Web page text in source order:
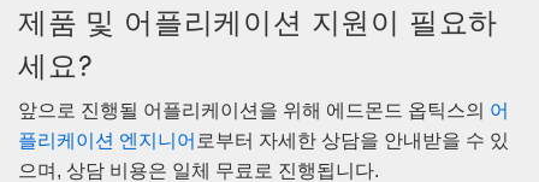
제품 및 어플리케이션 지원이 필요하
세요?
앞으로 진행될 어플리케이션을 위해 에드몬드 옵틱스의 어
플리케이션 엔지니어 로부터 자세한 상담을 안내받을 수 있
으며, 상담 비용은 일체 무료로 진행됩니다.